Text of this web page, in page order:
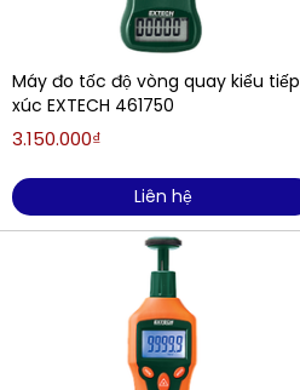
Máy đo tốc độ vòng quay kiểu tiếp
xúc EXTECH 461750
3.150.000₫
Liên hệ